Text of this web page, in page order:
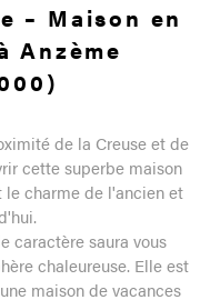
– Maison en
Anzème
de la Creuse et de
cette superbe maison
le charme de l'ancien et
caractère saura vous
chaleureuse. Elle est
maison de vacances